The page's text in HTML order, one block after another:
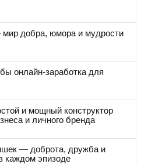
добра, юмора и мудрости
онлайн-заработка для
и мощный конструктор
и личного бренда
— доброта, дружба и
каждом эпизоде